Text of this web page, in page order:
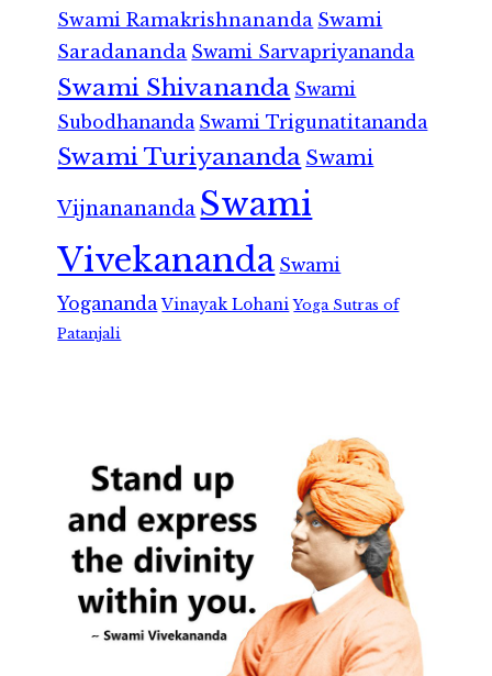
Swami Ramakrishnananda Swami
Saradananda Swami Sarvapriyananda
Swami Shivananda Swami
Subodhananda Swami Trigunatitananda
Swami Turiyananda Swami
Vijnanananda Swami
Vivekananda Swami
Yogananda Vinayak Lohani Yoga Sutras of
Patanjali